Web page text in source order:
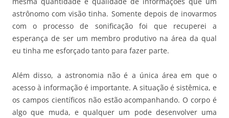
astrônomo com visão tinha. Somente depois de inovarmos
com o processo de sonificação foi que recuperei a
esperança de ser um membro produtivo na área da qual
eu tinha me esforçado tanto para fazer parte.
Além disso, a astronomia não é a única área em que o
acesso à informação é importante. A situação é sistêmica, e
os campos científicos não estão acompanhando. O corpo é
algo que muda, e qualquer um pode desenvolver uma